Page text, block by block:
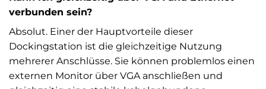
verbunden sein?
Absolut. Einer der Hauptvorteile dieser
Dockingstation ist die gleichzeitige Nutzung
mehrerer Anschlüsse. Sie können problemlos einen
externen Monitor über VGA anschließen und